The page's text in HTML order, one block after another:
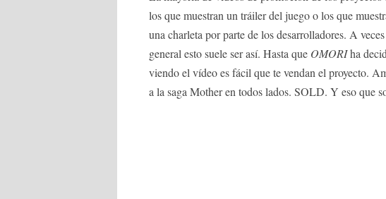
los que muestran un tráiler del juego o los que
una charleta por parte de los desarrolladores. A
general esto suele ser así. Hasta que OMORIha
viendo el vídeo es fácil que te vendan el proyecto.
a la saga Mother en todos lados. SOLD. Y eso que